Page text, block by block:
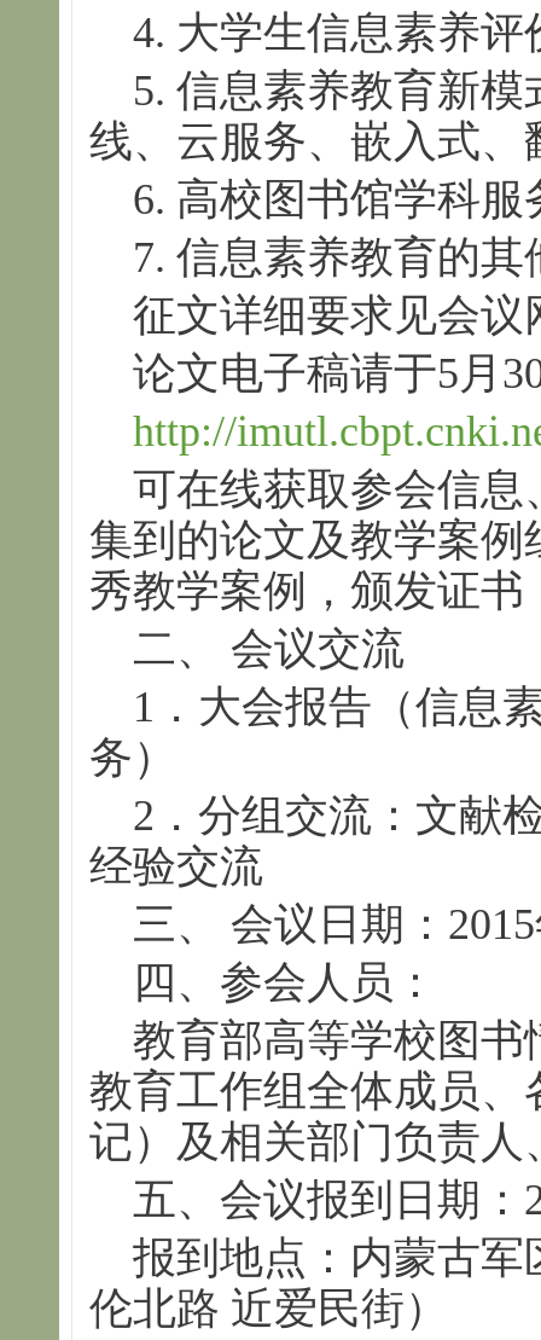
4. 大学生信息素养评
5. 信息素养教育新模
线、云服务、嵌入式、
6. 高校图书馆学科服
7. 信息素养教育的其
征文详细要求见会议
论文电子稿请于5月
http://
可在线获取参会信息
集到的论文及教学案
秀教学案例，颁发证
二、 会议交流
1．大会报告（信息
务）
2．分组交流：文献
经验交流
三、 会议日期：
四、参会人员：
教育部高等学校图书
教育工作组全体成员
记）及相关部门负责
五、 会议报到日期：
报到地点：内蒙古军
伦北路 近爱民街）